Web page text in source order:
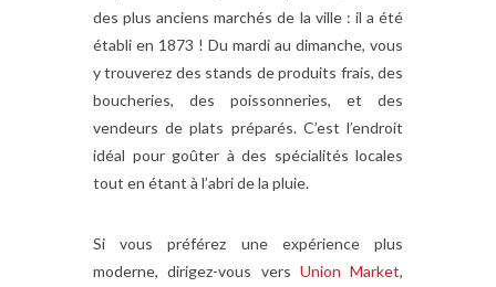
des plus anciens marchés de la ville : il a été
établi en 1873 ! Du mardi au dimanche, vous
y trouverez des stands de produits frais, des
boucheries, des poissonneries, et des
vendeurs de plats préparés. C’est l’endroit
idéal pour goûter à des spécialités locales
tout en étant à l’abri de la pluie.
Si vous préférez une expérience plus
moderne, dirigez-vous vers Union Market,